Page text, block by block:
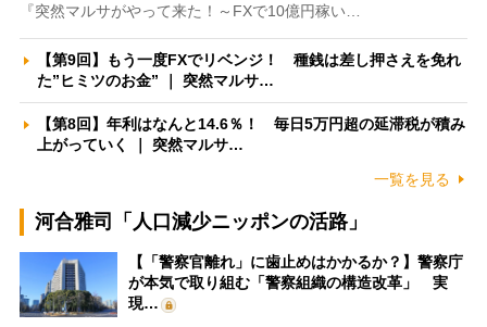
『突然マルサがやって来た！～FXで10億円稼い…
【第9回】もう一度FXでリベンジ！ 種銭は差し押さえを免れ
た”ヒミツのお金” ｜ 突然マルサ…
【第8回】年利はなんと14.6％！ 毎日5万円超の延滞税が積み
上がっていく ｜ 突然マルサ…
一覧を見る
河合雅司「人口減少ニッポンの活路」
【「警察官離れ」に歯止めはかかるか？】警察庁
が本気で取り組む「警察組織の構造改革」 実
現…